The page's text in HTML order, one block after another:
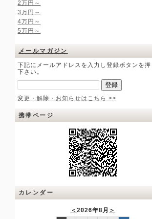
2万円～
3万円～
4万円～
5万円～
メールマガジン
下記にメールアドレスを入力し登録ボタンを
下さい。
変更・解除・お知らせはこちら >>
携帯ページ
カレンダー
＜ 2026年8月 ＞